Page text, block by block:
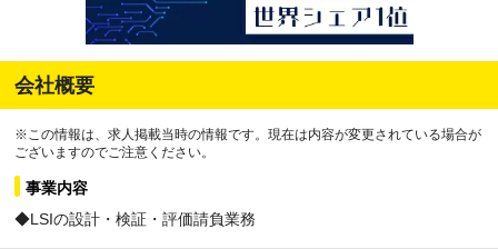
会社概要
※この情報は、求人掲載当時の情報です。現在は内容が変更されている場合が
ございますのでご注意ください。
事業内容
◆LSIの設計・検証・評価請負業務